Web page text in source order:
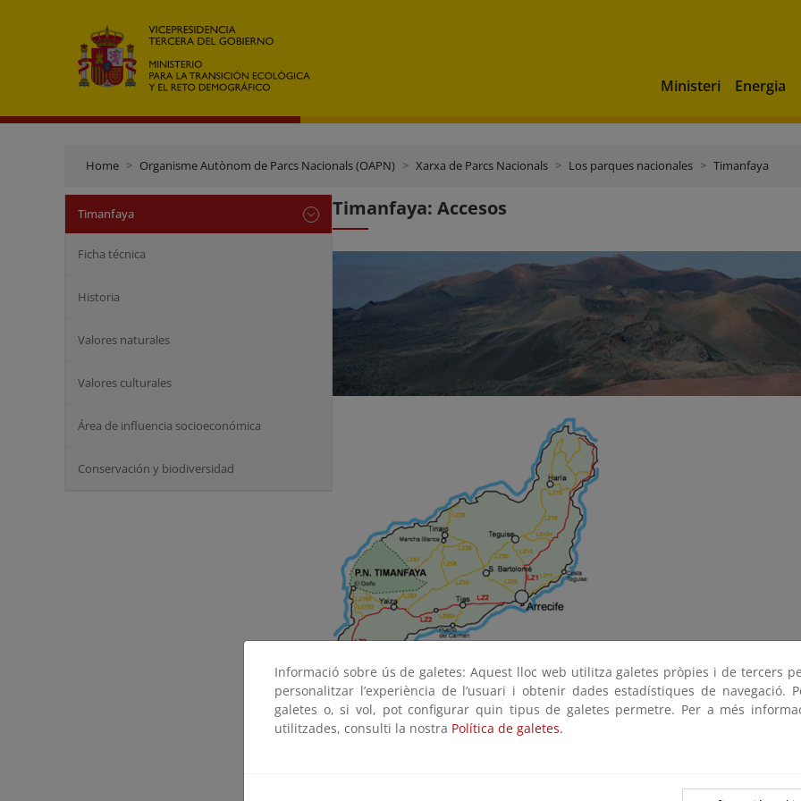
Ministeri Energia
Home Organisme Autònom de Parcs Nacionals (OAPN) Xarxa de Parcs Nacionals Los parques nacionales Timanfaya
Timanfaya
Ficha técnica
Historia
Valores naturales
Valores culturales
Área de influencia socioeconómica
Conservación y biodiversidad
Timanfaya: Accesos
Desde Arrecife, por Yaiza:tomamos la carretera LZ-2 hasta Yaiza, para
hacia las Montañas del Fuego y Tinajo. Enseguida nos encontramos con
paisaje. Siguiendo la carretera desde el Echadero de los Camellos a 2,5 km
de entrada al Centro Turístico de las "Montañas del Fuego" (Cabildo Insular
Informació sobre ús de galetes: Aquest lloc web utilitza galetes pròpies i de tercers
personalitzar l’experiència de l’usuari i obtenir dades estadístiques de navegació.
galetes o, si vol, pot configurar quin tipus de galetes permetre. Per a més
utilitzades, consulti la nostra Política de galetes.